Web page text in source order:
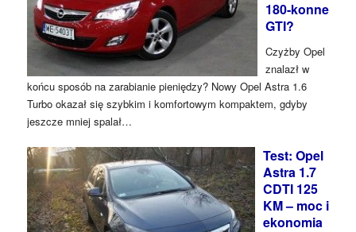
180-konne
GTI?
Czyżby Opel
znalazł w
końcu sposób na zarabianie pieniędzy? Nowy Opel Astra 1.6
Turbo okazał się szybkim i komfortowym kompaktem, gdyby
jeszcze mniej spalał…
Test: Opel
Astra 1.7
CDTI 125
KM – moc i
ekonomia